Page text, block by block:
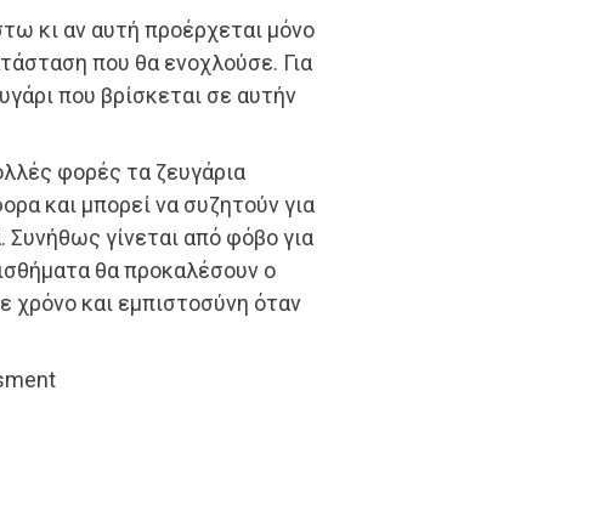
κι αν αυτή προέρχεται μόνο
που θα ενοχλούσε. Για
που βρίσκεται σε αυτήν
φορές τα ζευγάρια
και μπορεί να συζητούν για
Συνήθως γίνεται από φόβο για
θα προκαλέσουν ο
χρόνο και εμπιστοσύνη όταν